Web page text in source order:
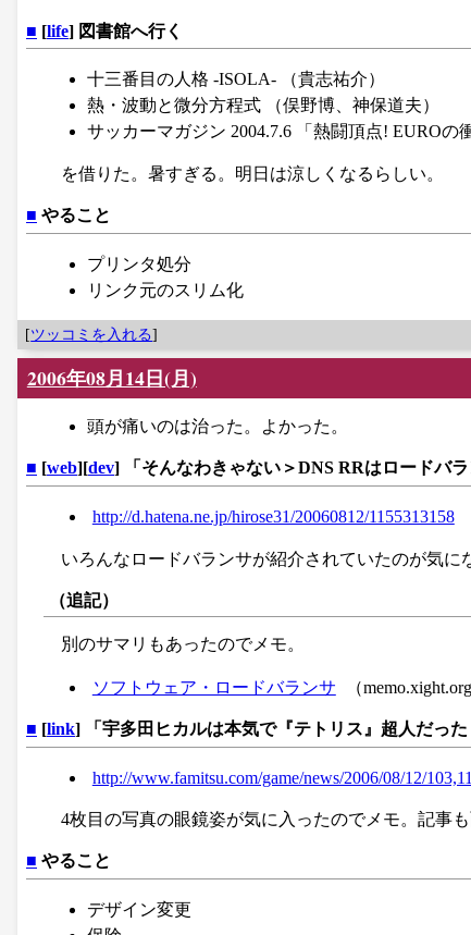
■ [life] 図書館へ行く
十三番目の人格 -ISOLA- （貴志祐介）
熱・波動と微分方程式 （俣野博、神保道夫）
サッカーマガジン 2004.7.6 「熱闘頂点! EUROの
を借りた。暑すぎる。明日は涼しくなるらしい。
■ やること
プリンタ処分
リンク元のスリム化
[ツッコミを入れる]
2006年08月14日(月)
頭が痛いのは治った。よかった。
■ [web][dev] 「そんなわきゃない＞DNS RRはロードバ
http://d.hatena.ne.jp/hirose31/20060812/1155313158
いろんなロードバランサが紹介されていたのが気に
（追記）
別のサマリもあったのでメモ。
ソフトウェア・ロードバランサ （memo.xight.org
■ [link] 「宇多田ヒカルは本気で『テトリス』超人だった
http://www.famitsu.com/game/news/2006/08/12/
4枚目の写真の眼鏡姿が気に入ったのでメモ。記事も
■ やること
デザイン変更